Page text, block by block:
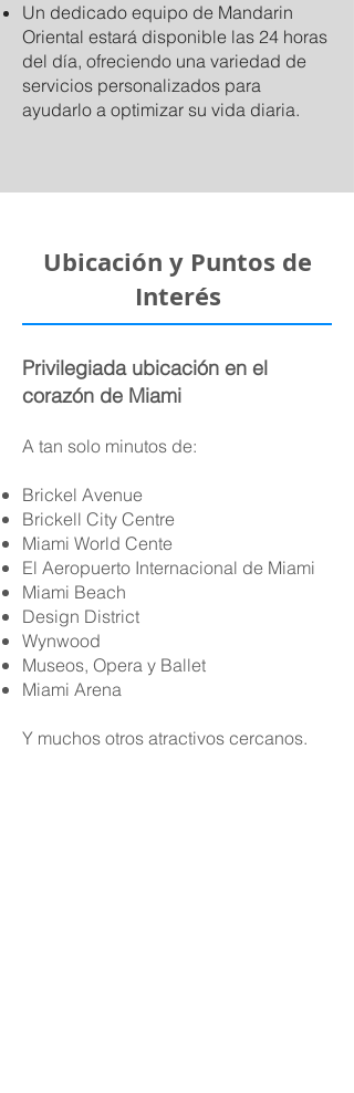
Un dedicado equipo de Mandarin
Oriental estará disponible las 24 horas
del día, ofreciendo una variedad de
servicios personalizados para
ayudarlo a optimizar su vida diaria.
Ubicación y Puntos de
Interés
Privilegiada ubicación en el
corazón de Miami
A tan solo minutos de:
Brickel Avenue
Brickell City Centre
Miami World Cente
El Aeropuerto Internacional de Miami
Miami Beach
Design District
Wynwood
Museos, Opera y Ballet
Miami Arena
Y muchos otros atractivos cercanos.